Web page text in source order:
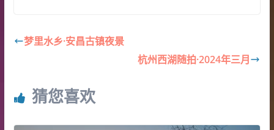
梦里水乡·安昌古镇夜景
杭州西湖随拍·2024年三月
猜您喜欢